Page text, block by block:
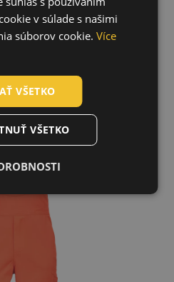
sušičke, nízka teplota
teplote 100 °C
ROMANIAN
LATVIAN
SPANISH
v súlade s našimi
súborov cookie. Více
VŠETKO
VŠETKO